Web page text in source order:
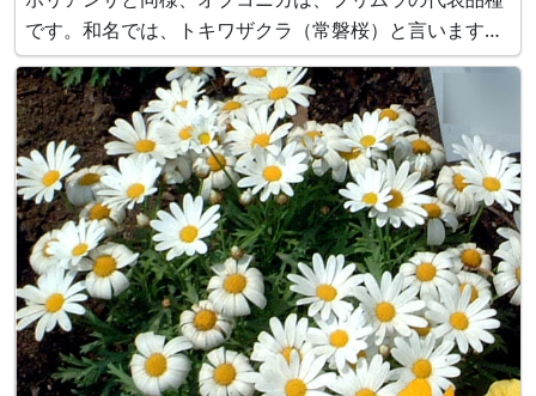
です。和名では、トキワザクラ（常磐桜）と言います。
綺麗な花を咲かせますが、葉や花茎にある毛茸の先端か
らプリミン（primin）を分泌し、それが皮膚に付